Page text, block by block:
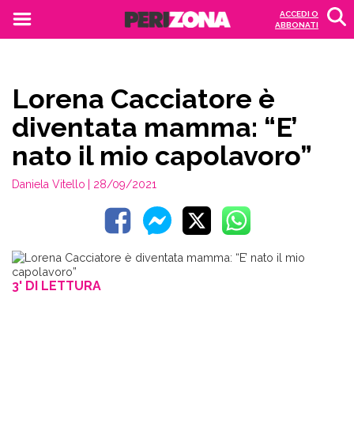
ACCEDI O
ABBONATI
Lorena Cacciatore è
diventata mamma: “E’
nato il mio capolavoro”
Daniela Vitello | 28/09/2021
3' DI LETTURA